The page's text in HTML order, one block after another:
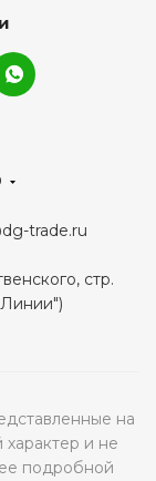
trade.ru
стр.
на
и не
подробной